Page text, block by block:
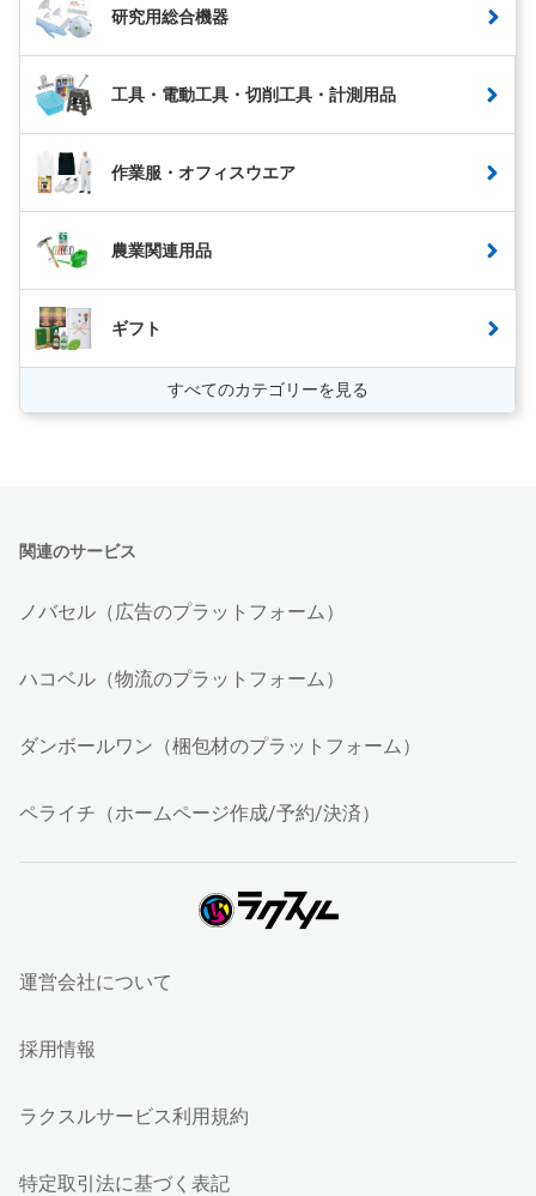
研究用総合機器
工具・電動工具・切削工具・計測用品
作業服・オフィスウエア
農業関連用品
ギフト
すべてのカテゴリーを見る
関連のサービス
ノバセル（広告のプラットフォーム）
ハコベル（物流のプラットフォーム）
ダンボールワン（梱包材のプラットフォーム）
ペライチ（ホームページ作成/予約/決済）
運営会社について
採用情報
ラクスルサービス利用規約
特定取引法に基づく表記